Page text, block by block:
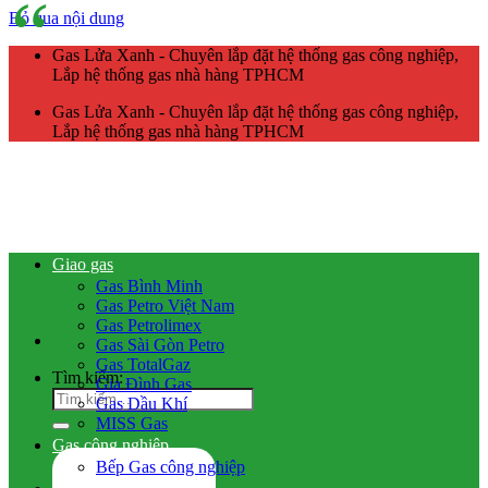
Bỏ qua nội dung
Gas Lửa Xanh - Chuyên lắp đặt hệ thống gas công nghiệp,
Lắp hệ thống gas nhà hàng TPHCM
Gas Lửa Xanh - Chuyên lắp đặt hệ thống gas công nghiệp,
Lắp hệ thống gas nhà hàng TPHCM
Tìm kiếm:
Giao gas
Gas Bình Minh
Gas Petro Việt Nam
Gas Petrolimex
Gas Sài Gòn Petro
Gas TotalGaz
Gia Đình Gas
Gas Dầu Khí
MISS Gas
Gas công nghiệp
Bếp Gas công nghiệp